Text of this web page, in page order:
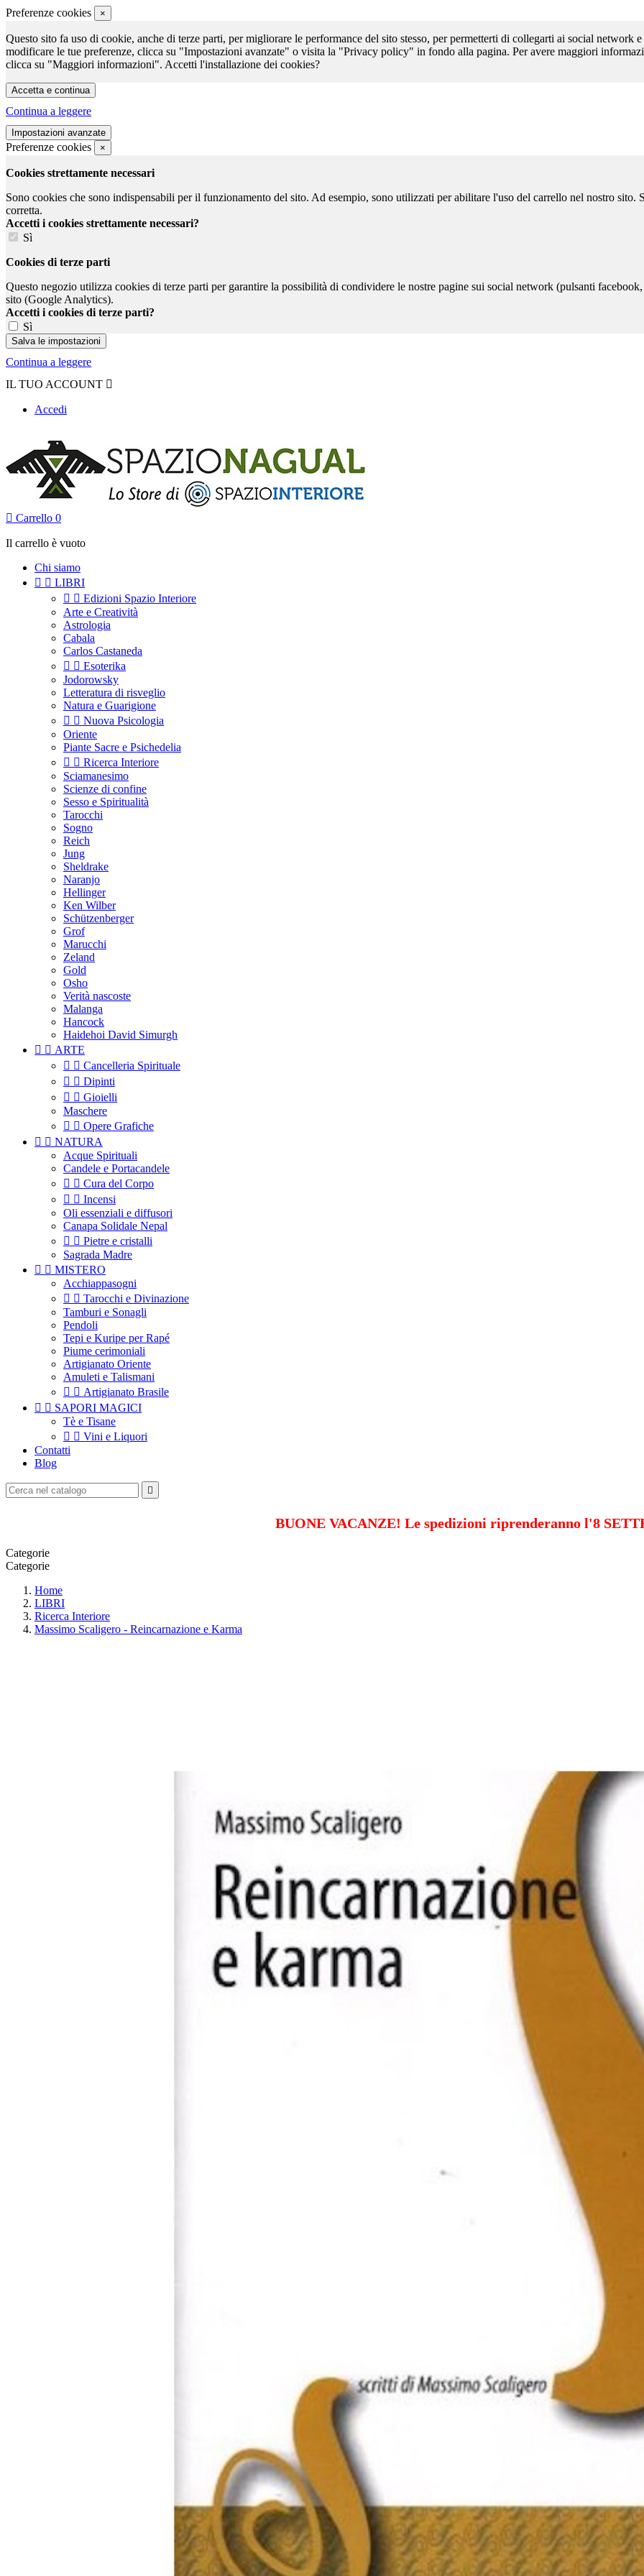
Preferenze cookies ×
Questo sito fa uso di cookie, anche di terze parti, per migliorare le performance del sito stesso, per permetterti di collegarti ai social network
modificare le tue preferenze, clicca su "Impostazioni avanzate" o visita la "Privacy policy" in fondo alla pagina. Per avere maggiori
clicca su "Maggiori informazioni". Accetti l'installazione dei cookies?
Continua a leggere
Preferenze cookies ×
Cookies strettamente necessari
Sono cookies che sono indispensabili per il funzionamento del sito. Ad esempio, sono utilizzati per abilitare l'uso del carrello nel nostro sito.
corretta.
Accetti i cookies strettamente necessari?
Sì
Cookies di terze parti
Questo negozio utilizza cookies di terze parti per garantire la possibilità di condividere le nostre pagine sui social network (pulsanti
sito (Google Analytics).
Accetti i cookies di terze parti?
Sì
Continua a leggere
IL TUO ACCOUNT 
Accedi
 Carrello 0
Il carrello è vuoto
Chi siamo
  LIBRI
  Edizioni Spazio Interiore
Arte e Creatività
Astrologia
Cabala
Carlos Castaneda
  Esoterika
Jodorowsky
Letteratura di risveglio
Natura e Guarigione
  Nuova Psicologia
Oriente
Piante Sacre e Psichedelia
  Ricerca Interiore
Sciamanesimo
Scienze di confine
Sesso e Spiritualità
Tarocchi
Sogno
Reich
Jung
Sheldrake
Naranjo
Hellinger
Ken Wilber
Schützenberger
Grof
Marucchi
Zeland
Gold
Osho
Verità nascoste
Malanga
Hancock
Haidehoi David Simurgh
  ARTE
  Cancelleria Spirituale
  Dipinti
  Gioielli
Maschere
  Opere Grafiche
  NATURA
Acque Spirituali
Candele e Portacandele
  Cura del Corpo
  Incensi
Oli essenziali e diffusori
Canapa Solidale Nepal
  Pietre e cristalli
Sagrada Madre
  MISTERO
Acchiappasogni
  Tarocchi e Divinazione
Tamburi e Sonagli
Pendoli
Tepi e Kuripe per Rapé
Piume cerimoniali
Artigianato Oriente
Amuleti e Talismani
  Artigianato Brasile
  SAPORI MAGICI
Tè e Tisane
  Vini e Liquori
Contatti
Blog

BUONE VACANZE! Le spedizioni riprenderanno l'8
Categorie
Categorie
Home
LIBRI
Ricerca Interiore
Massimo Scaligero - Reincarnazione e Karma